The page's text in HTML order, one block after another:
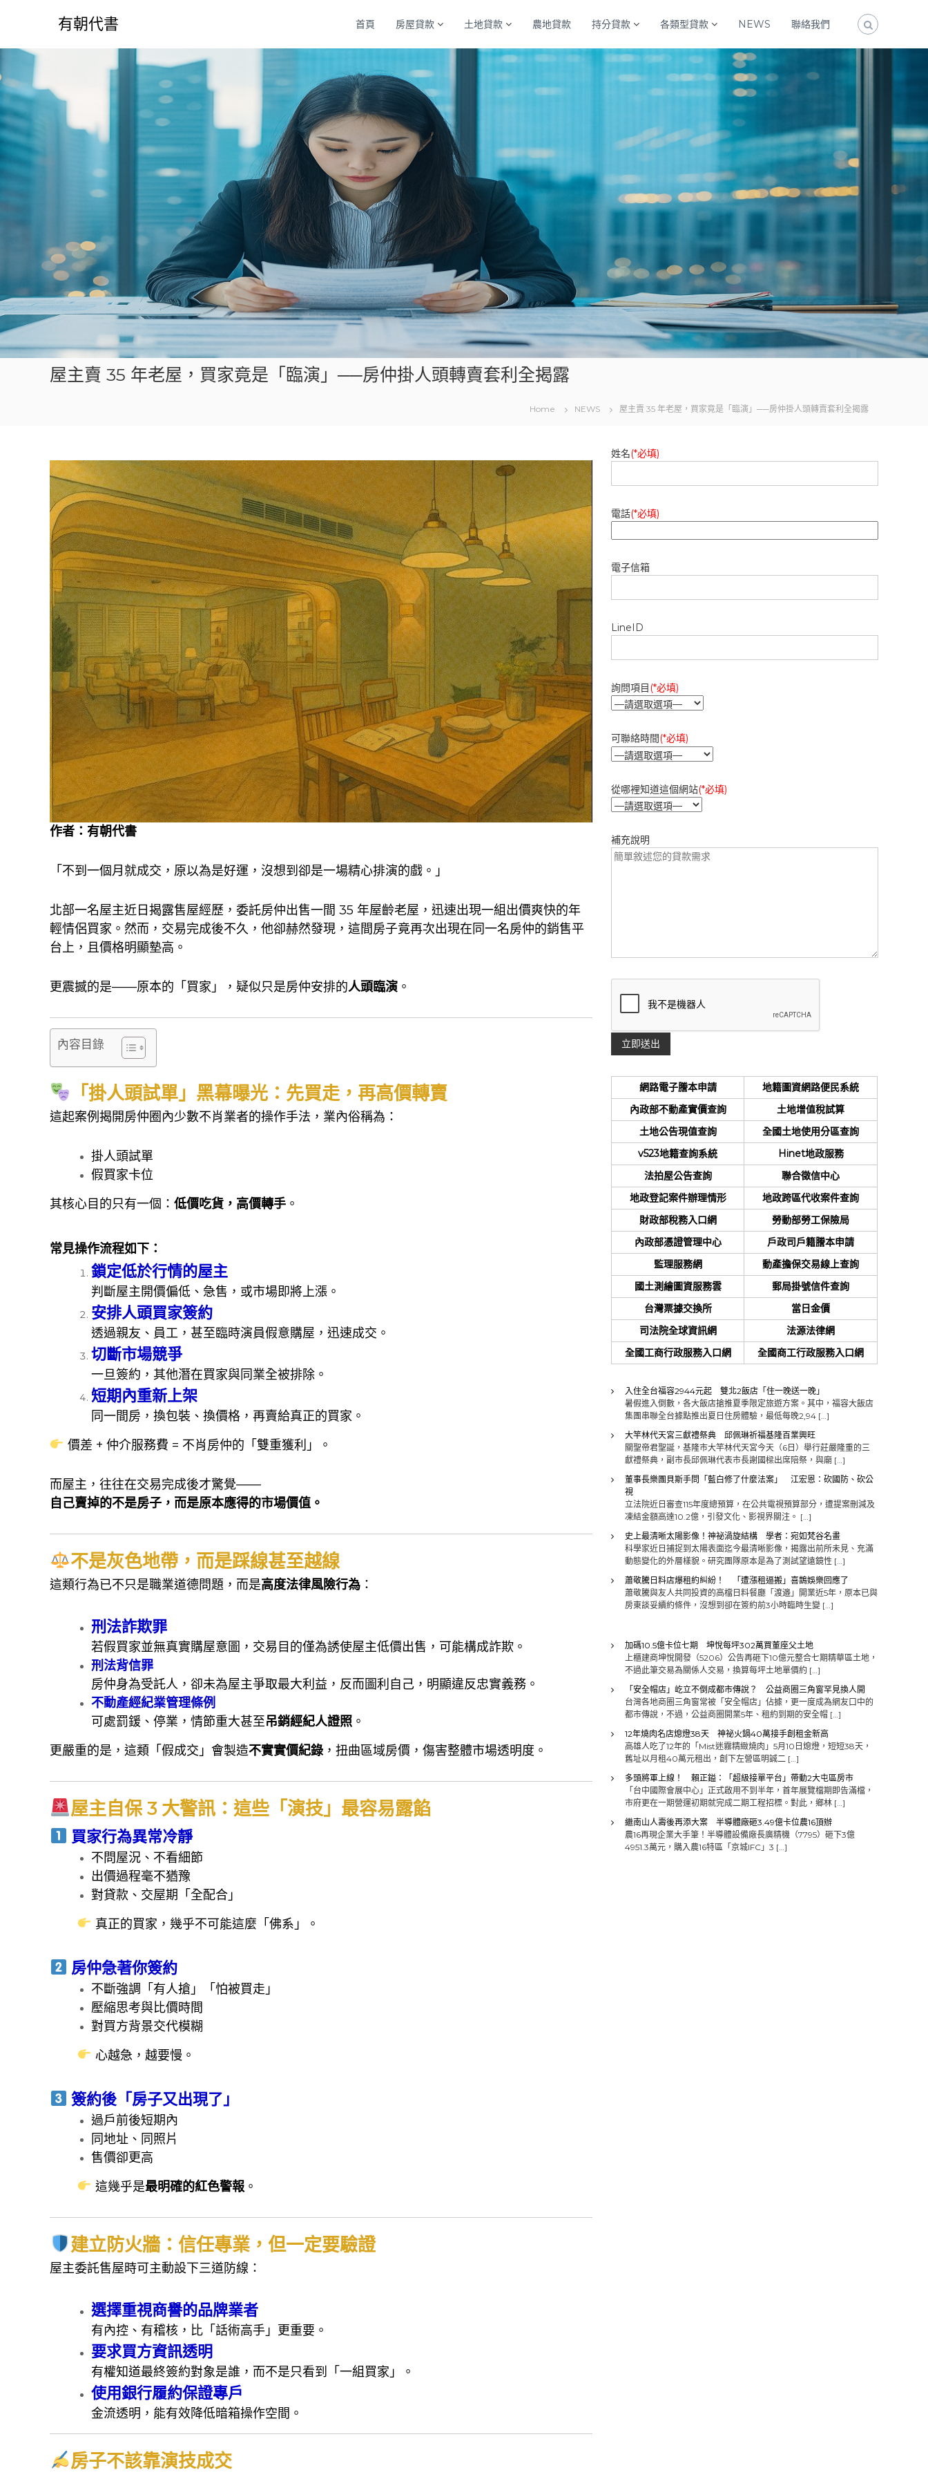
p
o
c
o
n
t
有朝代書 首頁 房屋貸款 土地貸款 農地貸款 持分貸款 各類型貸款 NEWS 聯絡我們
屋主賣 35 年老屋，買家竟是「臨演」──房仲掛人頭轉賣套利全揭露
Home NEWS 屋主賣 35 年老屋，買家竟是「臨演」──房仲掛人頭轉賣套利全揭露
作者： 有朝代書
「不到一個月就成交，原以為是好運，沒想到卻是一場精心排演的戲。」
北部一名屋主近日揭露售屋經歷，委託房仲出售一間 35 年屋齡老屋，迅速出現一組出價爽快的年
輕情侶買家。然而，交易完成後不久，他卻赫然發現，這間房子竟再次出現在同一名房仲的銷售平
台上，且價格明顯墊高。
更震撼的是——原本的「買家」，疑似只是房仲安排的人頭臨演 。
內容目錄
「掛人頭試單」黑幕曝光：先買走，再高價轉賣
這起案例揭開房仲圈內少數不肖業者的操作手法，業內俗稱為：
掛人頭試單
假買家卡位
其核心目的只有一個： 低價吃貨，高價轉手 。
常見操作流程如下：
鎖定低於行情的屋主
判斷屋主開價偏低、急售，或市場即將上漲。
安排人頭買家簽約
透過親友、員工，甚至臨時演員假意購屋，迅速成交。
切斷市場競爭
一旦簽約，其他潛在買家與同業全被排除。
短期內重新上架
同一間房，換包裝、換價格，再賣給真正的買家。
價差 + 仲介服務費 = 不肖房仲的「雙重獲利」。
而屋主，往往在交易完成後才驚覺——
自己賣掉的不是房子，而是原本應得的市場價值。
不是灰色地帶，而是踩線甚至越線
這類行為已不只是職業道德問題，而是高度法律風險行為 ：
刑法詐欺罪
若假買家並無真實購屋意圖，交易目的僅為誘使屋主低價出售，可能構成詐欺。
刑法背信罪
房仲身為受託人，卻未為屋主爭取最大利益，反而圖利自己，明顯違反忠實義務。
不動產經紀業管理條例
可處罰鍰、停業，情節重大甚至吊銷經紀人證照 。
更嚴重的是，這類「假成交」會製造不實實價紀錄 ，扭曲區域房價，傷害整體市場透明度。
屋主自保 3 大警訊：這些「演技」最容易露餡
買家行為異常冷靜
不問屋況、不看細節
出價過程毫不猶豫
對貸款、交屋期「全配合」
真正的買家，幾乎不可能這麼「佛系」。
房仲急著你簽約
不斷強調「有人搶」「怕被買走」
壓縮思考與比價時間
對買方背景交代模糊
心越急，越要慢。
簽約後「房子又出現了」
過戶前後短期內
同地址、同照片
售價卻更高
這幾乎是最明確的紅色警報。
建立防火牆：信任專業，但一定要驗證
屋主委託售屋時可主動設下三道防線：
選擇重視商譽的品牌業者
有內控、有稽核，比「話術高手」更重要。
要求買方資訊透明
有權知道最終簽約對象是誰，而不是只看到「一組買家」。
使用銀行履約保證專戶
金流透明，能有效降低暗箱操作空間。
房子不該靠演技成交
姓名(*必填)
電話(*必填)
電子信箱
LineID
詢問項目 (*必填)
可聯絡時間 (*必填)
從哪裡知道這個網站(*必填)
補充說明
網路電子謄本申請
地籍圖資網路便民系統
內政部不動產實價查詢
土地增值稅試算
土地公告現值查詢
全國土地使用分區查詢
v523地籍查詢系統
Hinet地政服務
法拍屋公告查詢
聯合徵信中心
地政登記案件辦理情形
地政跨區代收案件查詢
財政部稅務入口網
勞動部勞工保險局
內政部憑證管理中心
戶政司戶籍謄本申請
監理服務網
動產擔保交易線上查詢
國土測繪圖資服務雲
郵局掛號信件查詢
台灣票據交換所
當日金價
司法院全球資訊網
法源法律網
全國工商行政服務入口網
全國商工行政服務入口網
入住全台福容2944元起 雙北2飯店「住一晚送一晚」
暑假進入倒數，各大飯店搶推夏季限定旅遊方案。其中，福容大飯店
集團串聯全台據點推出夏日住房體驗，最低每晚2,94 […]
大竿林代天宮三獻禮祭典 邱佩琳祈福基隆百業興旺
關聖帝君聖誕，基隆市大竿林代天宮今天（6日）舉行莊嚴隆重的三
獻禮祭典，副市長邱佩琳代表市長謝國樑出席陪祭，與廟 […]
董事長樂團貝斯手問「藍白修了什麼法案」 江宏恩：砍國防、砍公
視
立法院近日審查115年度總預算，在公共電視預算部分，遭提案刪減及
凍結金額高達10.2億，引發文化、影視界關注。 […]
史上最清晰太陽影像！神祕渦旋結構 學者：宛如梵谷名畫
科學家近日捕捉到太陽表面迄今最清晰影像，揭露出前所未見、充滿
動態變化的外層樣貌。研究團隊原本是為了測試望遠鏡性 […]
蕭敬騰日料店爆租約糾紛！ 「遭漲租逼搬」喜鵲娛樂回應了
蕭敬騰與友人共同投資的高檔日料餐廳「渡邉」開業近5年，原本已與
房東談妥續約條件，沒想到卻在簽約前3小時臨時生變 […]
加碼10.5億卡位七期 坤悅每坪302萬買董座父土地
上櫃建商坤悅開發（5206）公告再砸下10億元整合七期精華區土地，
不過此筆交易為關係人交易，換算每坪土地單價約 […]
「安全帽店」屹立不倒成都市傳說？ 公益商圈三角窗罕見換人開
台灣各地商圈三角窗常被「安全帽店」佔據，更一度成為網友口中的
都市傳說，不過，公益商圈開業5年、租約到期的安全帽 […]
12年燒肉名店熄燈38天 神祕火鍋40萬接手創租金新高
高雄人吃了12年的「Mist迷霧精緻燒肉」5月10日熄燈，短短38天，
舊址以月租40萬元租出，創下左營區明誠二 […]
多頭將軍上線！ 賴正鎰：「超級接單平台」帶動2大屯區房市
「台中國際會展中心」正式啟用不到半年，首年展覽檔期即告滿檔，
市府更在一期營運初期就完成二期工程招標。對此，鄉林 […]
繼南山人壽後再添大案 半導體廠砸3.49億卡位農16頂辦
農16再現企業大手筆！半導體設備廠長廣精機（7795）砸下3億
4951.3萬元，購入農16特區「京城IFC」3 […]